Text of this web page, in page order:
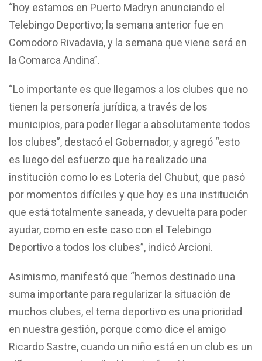
“hoy estamos en Puerto Madryn anunciando el
Telebingo Deportivo; la semana anterior fue en
Comodoro Rivadavia, y la semana que viene será en
la Comarca Andina”.
“Lo importante es que llegamos a los clubes que no
tienen la personería jurídica, a través de los
municipios, para poder llegar a absolutamente todos
los clubes”, destacó el Gobernador, y agregó “esto
es luego del esfuerzo que ha realizado una
institución como lo es Lotería del Chubut, que pasó
por momentos difíciles y que hoy es una institución
que está totalmente saneada, y devuelta para poder
ayudar, como en este caso con el Telebingo
Deportivo a todos los clubes”, indicó Arcioni.
Asimismo, manifestó que “hemos destinado una
suma importante para regularizar la situación de
muchos clubes, el tema deportivo es una prioridad
en nuestra gestión, porque como dice el amigo
Ricardo Sastre, cuando un niño está en un club es un